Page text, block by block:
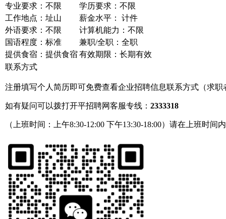
专业要求：不限
学历要求：不限
工作地点：址山
薪金水平： 计件
外语要求：不限
计算机能力：不限
国语程度：标准
兼职/全职：全职
提供食宿：提供食宿 有效期限：长期有效
联系方式
注册填写个人简历即可免费查看企业招聘信息联系方式（求
如有疑问可以拨打开平招聘网客服专线： 2333318
（上班时间：上午8:30-12:00 下午13:30-18:00）请在上班时间